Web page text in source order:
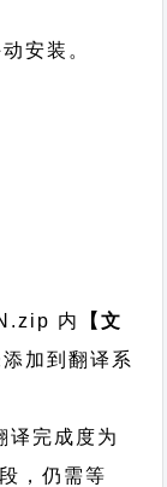
安装。
内
【文
加到翻译系
完成度为
，仍需等